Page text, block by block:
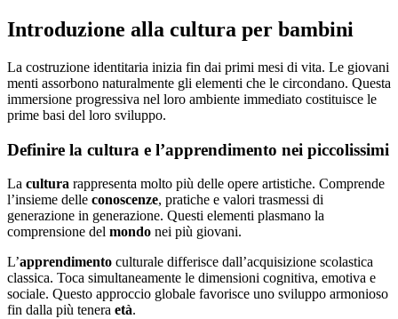
Introduzione alla cultura per bambini
La costruzione identitaria inizia fin dai primi mesi di vita. Le giovani
menti assorbono naturalmente gli elementi che le circondano. Questa
immersione progressiva nel loro ambiente immediato costituisce le
prime basi del loro sviluppo.
Definire la cultura e l’apprendimento nei piccolissimi
La cultura rappresenta molto più delle opere artistiche. Comprende
l’insieme delle conoscenze, pratiche e valori trasmessi di
generazione in generazione. Questi elementi plasmano la
comprensione del mondo nei più giovani.
L’apprendimento culturale differisce dall’acquisizione scolastica
classica. Toca simultaneamente le dimensioni cognitiva, emotiva e
sociale. Questo approccio globale favorisce uno sviluppo armonioso
fin dalla più tenera età.